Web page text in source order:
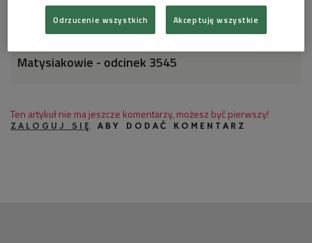
1 plik
24'33
Matysiakowie - odcinek 3545
Ten artykuł nie ma jeszcze komentarzy, możesz być pierwszy!
ZALOGUJ SIĘ ABY DODAĆ KOMENTARZ
Odrzucenie wszystkich Akceptuję wszystkie